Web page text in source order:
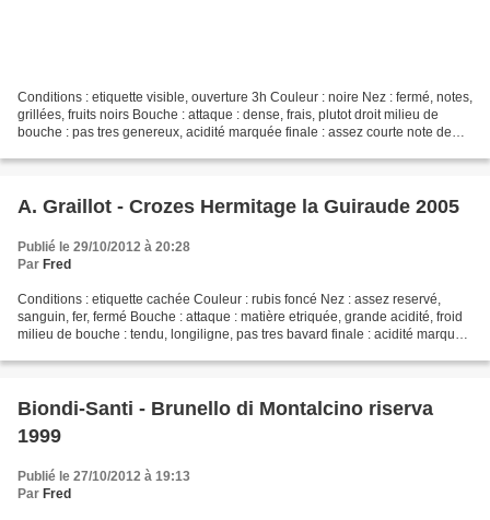
Conditions : etiquette visible, ouverture 3h Couleur : noire Nez : fermé, notes,
grillées, fruits noirs Bouche : attaque : dense, frais, plutot droit milieu de
bouche : pas tres genereux, acidité marquée finale : assez courte note de
A. Graillot - Crozes Hermitage la Guiraude 2005
Publié le 29/10/2012 à 20:28
Par Fred
Conditions : etiquette cachée Couleur : rubis foncé Nez : assez reservé,
sanguin, fer, fermé Bouche : attaque : matière etriquée, grande acidité, froid
milieu de bouche : tendu, longiligne, pas tres bavard finale : acidité marqué,
Biondi-Santi - Brunello di Montalcino riserva
1999
Publié le 27/10/2012 à 19:13
Par Fred